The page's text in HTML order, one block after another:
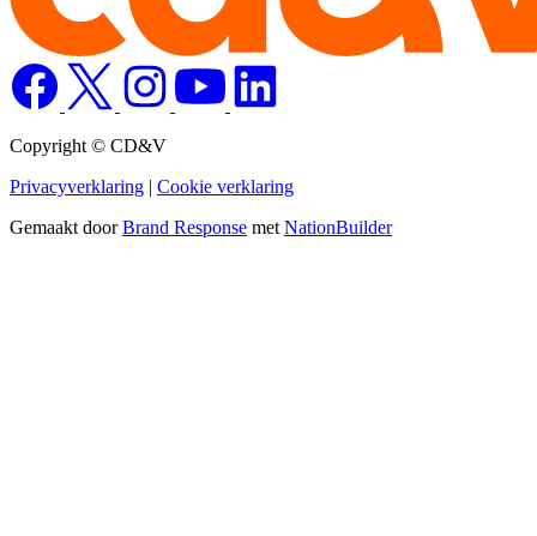
Copyright © CD&V
Privacyverklaring | Cookie verklaring
Gemaakt doorBrand Response met NationBuilder